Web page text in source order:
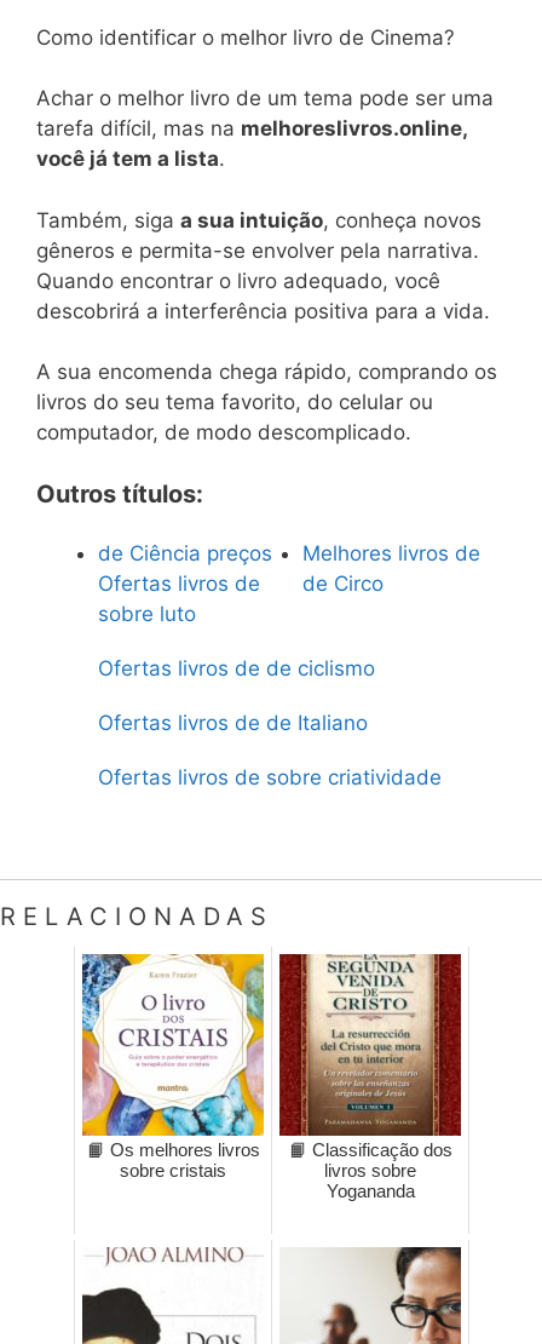
Como identificar o melhor livro de Cinema?
Achar o melhor livro de um tema pode ser uma
tarefa difícil, mas na melhoreslivros.online,
você já tem a lista.
Também, siga a sua intuição, conheça novos
gêneros e permita-se envolver pela narrativa.
Quando encontrar o livro adequado, você
descobrirá a interferência positiva para a vida.
A sua encomenda chega rápido, comprando os
livros do seu tema favorito, do celular ou
computador, de modo descomplicado.
Outros títulos:
de Ciência preços
Melhores livros de
de Circo
Ofertas livros de
sobre luto
Ofertas livros de de ciclismo
Ofertas livros de de Italiano
Ofertas livros de sobre criatividade
RELACIONADAS
📙 Os melhores livros
sobre cristais
📙 Classificação dos
livros sobre
Yogananda